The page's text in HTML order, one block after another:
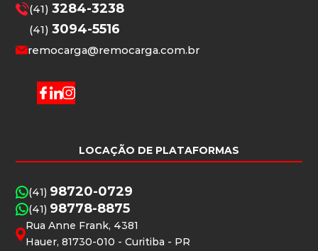
(41)3284-3238
(41)3094-5516
remocarga@remocarga.com.br
LOCAÇÃO DE PLATAFORMAS
(41) 98720-0729
(41) 98778-8875
Rua Anne Frank, 4381
Hauer, 81730-010 - Curitiba - PR